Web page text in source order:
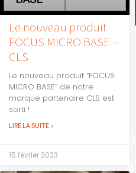
Le nouveau produit
FOCUS MICRO BASE –
CLS
Le nouveau produit “FOCUS
MICRO BASE” de notre
marque partenaire CLS est
sorti !
LIRE LA SUITE »
15 février 2023